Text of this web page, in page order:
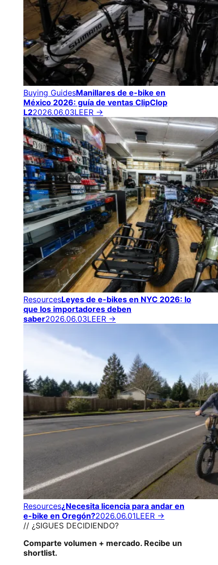
Buying GuidesManillares de e-bike en
México 2026: guía de ventas ClipClop
L22026.06.03LEER →
ResourcesLeyes de e-bikes en NYC 2026: lo
que los importadores deben
saber2026.06.03LEER →
Resources¿Necesita licencia para andar en
e-bike en Oregón?2026.06.01LEER →
// ¿SIGUES DECIDIENDO?
Comparte volumen + mercado. Recibe un
shortlist.